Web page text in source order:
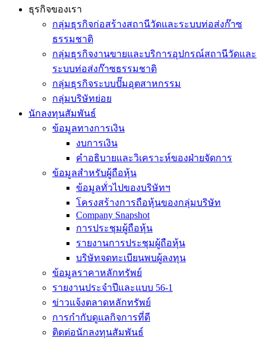
ธุรกิจของเรา
กลุ่มธุรกิจก่อสร้างสถานีวัดและระบบท่อส่งก๊าซ
ธรรมชาติ
กลุ่มธุรกิจงานขายและบริการอุปกรณ์สถานีวัดและ
ระบบท่อส่งก๊าซธรรมชาติ
กลุ่มธุรกิจระบบปั๊มอุตสาหกรรม
กลุ่มบริษัทย่อย
นักลงทุนสัมพันธ์
ข้อมูลทางการเงิน
งบการเงิน
คำอธิบายและวิเคราะห์ของฝ่ายจัดการ
ข้อมูลสำหรับผู้ถือหุ้น
ข้อมูลทั่วไปของบริษัทฯ
โครงสร้างการถือหุ้นของกลุ่มบริษัท
Company Snapshot
การประชุมผู้ถือหุ้น
รายงานการประชุมผู้ถือหุ้น
บริษัทจดทะเบียนพบผู้ลงทุน
ข้อมูลราคาหลักทรัพย์
รายงานประจำปีและแบบ 56-1
ข่าวแจ้งตลาดหลักทรัพย์
การกำกับดูแลกิจการที่ดี
ติดต่อนักลงทุนสัมพันธ์